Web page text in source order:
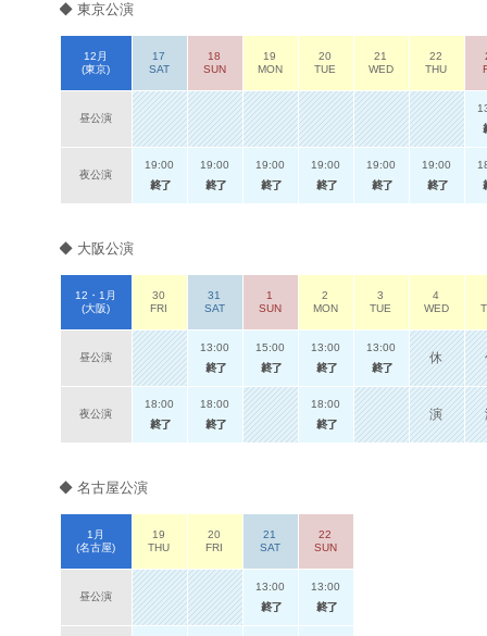
◆ 東京公演
12月
(東京)
17
SAT
18
SUN
19
MON
20
TUE
21
WED
22
THU
昼公演
夜公演
19:00 19:00 19:00 19:00 19:00 19:00
◆ 大阪公演
12・1月
(大阪)
30
FRI
31
SAT
1
SUN
2
MON
3
TUE
4
WED
昼公演
13:00 15:00 13:00 13:00
休
夜公演
18:00 18:00 18:00
演
◆ 名古屋公演
1月
(名古屋)
19
THU
20
FRI
21
SAT
22
SUN
昼公演
13:00 13:00